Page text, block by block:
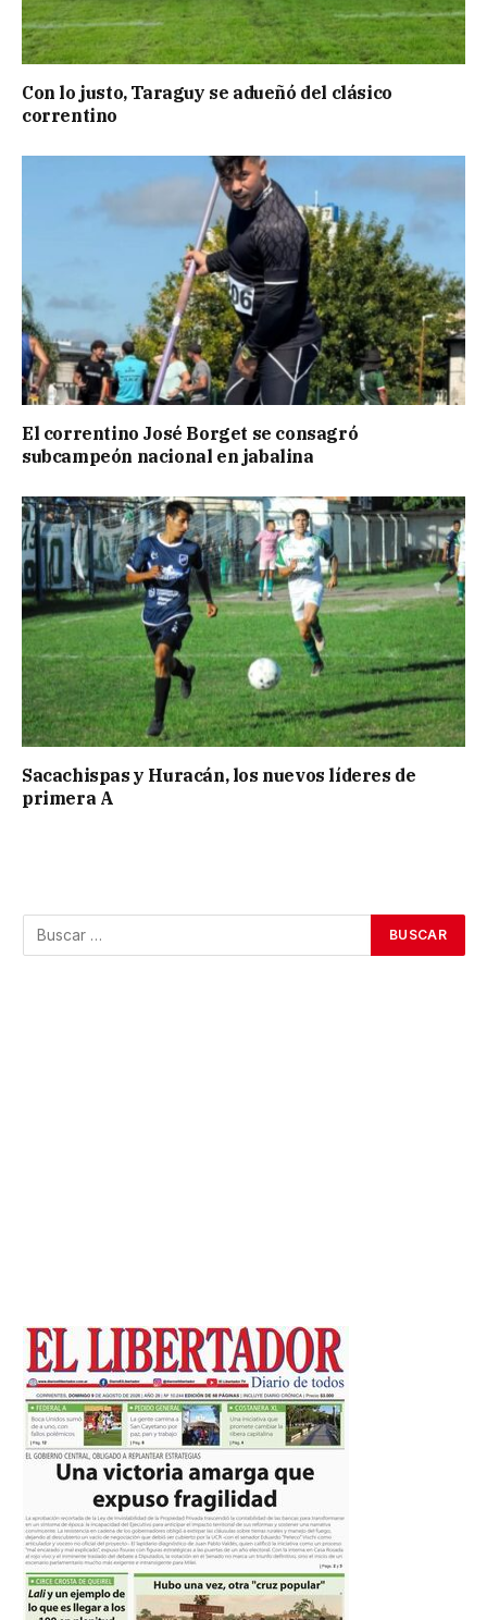
Con lo justo, Taraguy se adueñó del clásico
correntino
El correntino José Borget se consagró
subcampeón nacional en jabalina
Sacachispas y Huracán, los nuevos líderes de
primera A